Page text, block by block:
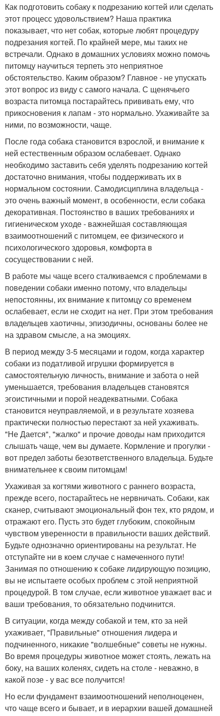
Как подготовить собаку к подрезанию когтей или сделать
этот процесс удовольствием? Наша практика
показывает, что нет собак, которые любят процедуру
подрезания когтей. По крайней мере, мы таких не
встречали. Однако в домашних условиях можно помочь
питомцу научиться терпеть это неприятное
обстоятельство. Каким образом? Главное - не упускать
этот вопрос из виду с самого начала. С щенячьего
возраста питомца постарайтесь прививать ему, что
прикосновения к лапам - это нормально. Ухаживайте за
ними, по возможности, чаще.
После года собака становится взрослой, и внимание к
ней естественным образом ослабевает. Однако
необходимо заставить себя уделять подрезанию когтей
достаточно внимания, чтобы поддерживать их в
нормальном состоянии. Самодисциплина владельца -
это очень важный момент, в особенности, если собака
декоративная. Постоянство в ваших требованиях и
гигиеническом уходе - важнейшая составляющая
взаимоотношений с питомцем, ее физического и
психологического здоровья, комфорта в
сосуществовании с ней.
В работе мы чаще всего сталкиваемся с проблемами в
поведении собаки именно потому, что владельцы
непостоянны, их внимание к питомцу со временем
ослабевает, если не сходит на нет. При этом требования
владельцев хаотичны, эпизодичны, основаны более не
на здравом смысле, а на эмоциях.
В период между 3-5 месяцами и годом, когда характер
собаки из податливой игрушки формируется в
самостоятельную личность, внимание и забота о ней
уменьшается, требования владельцев становятся
эгоистичными и порой неадекватными. Собака
становится неуправляемой, и в результате хозяева
практически полностью перестают за ней ухаживать.
"Не Дается", "жалко" и прочие доводы нам приходится
слышать чаще, чем вы думаете. Кормление и прогулки -
вот предел заботы безответственного владельца. Будьте
внимательнее к своим питомцам!
Ухаживая за когтями животного с раннего возраста,
прежде всего, постарайтесь не нервничать. Собаки, как
сканер, считывают эмоциональный фон тех, кто рядом, и
отражают его. Пусть это будет глубоким, спокойным
чувством уверенности в правильности ваших действий.
Будьте однозначно ориентированы на результат. Не
отступайте ни в коем случае с намеченного пути!
Занимая по отношению к собаке лидирующую позицию,
вы не испытаете особых проблем с этой неприятной
процедурой. В том случае, если животное уважает вас и
ваши требования, то обязательно подчинится.
В ситуации, когда между собакой и тем, кто за ней
ухаживает, "Правильные" отношения лидера и
подчиненного, никакие "волшебные" советы не нужны.
Во время процедуры животное может стоять, лежать на
боку, на ваших коленях, сидеть на столе - неважно, в
какой позе - у вас все получится!
Но если фундамент взаимоотношений неполноценен,
что чаще всего и бывает, и в иерархии вашей домашней